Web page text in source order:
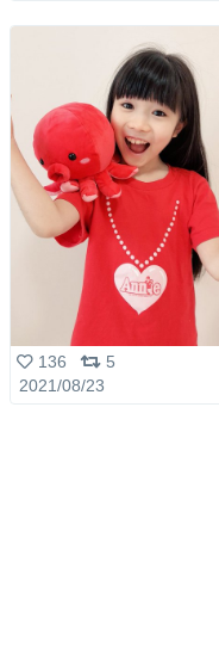
136
5
2021/08/23